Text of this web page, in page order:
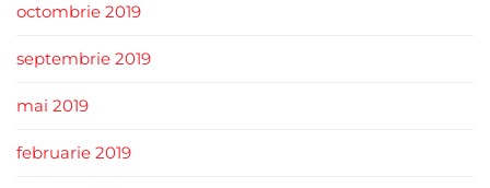
octombrie 2019
septembrie 2019
mai 2019
februarie 2019